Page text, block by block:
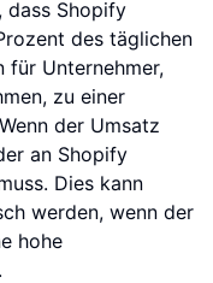
dass Shopify
des täglichen
für Unternehmer,
zu einer
der Umsatz
an Shopify
Dies kann
werden, wenn der
hohe